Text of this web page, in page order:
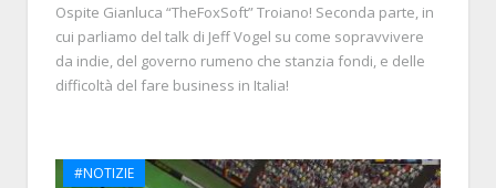
Ospite Gianluca “TheFoxSoft” Troiano! Seconda parte, in
cui parliamo del talk di Jeff Vogel su come sopravvivere
da indie, del governo rumeno che stanzia fondi, e delle
difficoltà del fare business in Italia!
#NOTIZIE